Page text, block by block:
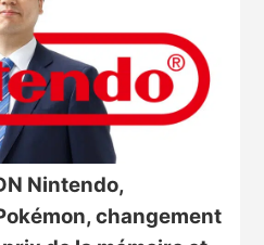
Nintendo,
changement